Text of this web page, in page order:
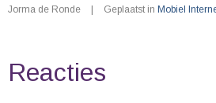
Jorma de Ronde | Geplaatst in Mobiel
Reacties